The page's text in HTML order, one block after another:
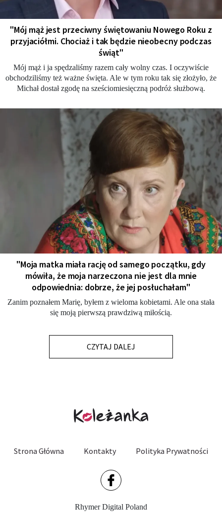
"Mój mąż jest przeciwny świętowaniu Nowego Roku z
przyjaciółmi. Chociaż i tak będzie nieobecny podczas
świąt"
Mój mąż i ja spędzaliśmy razem cały wolny czas. I oczywiście
obchodziliśmy też ważne święta. Ale w tym roku tak się złożyło, że
Michał dostał zgodę na sześciomiesięczną podróż służbową.
"Moja matka miała rację od samego początku, gdy
mówiła, że moja narzeczona nie jest dla mnie
odpowiednia: dobrze, że jej posłuchałam"
Zanim poznałem Marię, byłem z wieloma kobietami. Ale ona stała
się moją pierwszą prawdziwą miłością.
CZYTAJ DALEJ
Strona Główna Kontakty Polityka Prywatności
Rhymer Digital Poland